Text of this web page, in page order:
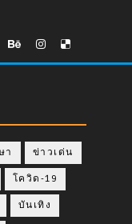
า ข่าวเด่น
โควิด-19
บันเทิง